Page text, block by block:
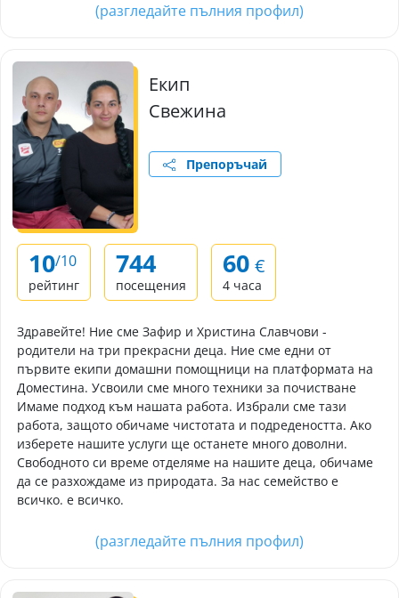
(разгледайте пълния профил)
Екип
Свежина
Препоръчай
10/10
рейтинг
744
посещения
60 €
4 часа
Здравейте! Ние сме Зафир и Христина Славчови -
родители на три прекрасни деца. Ние сме едни от
първите екипи домашни помощници на платформата на
Доместина. Усвоили сме много техники за почистване
Имаме подход към нашата работа. Избрали сме тази
работа, защото обичаме чистотата и подредеността. Ако
изберете нашите услуги ще останете много доволни.
Свободното си време отделяме на нашите деца, обичаме
да се разхождаме из природата. За нас семейство е
всичко. е всичко.
(разгледайте пълния профил)